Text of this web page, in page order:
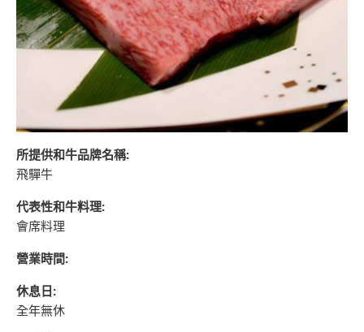
所提供和牛品牌名稱:
飛驒牛
代表性和牛料理:
會席料理
營業時間:
休息日:
全年無休